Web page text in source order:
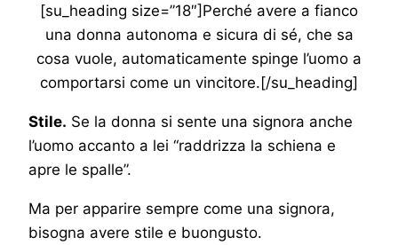
[su_heading size=”18″]Perché avere a fianco
una donna autonoma e sicura di sé, che sa
cosa vuole, automaticamente spinge l’uomo a
comportarsi come un vincitore.[/su_heading]
Stile. Se la donna si sente una signora anche
l’uomo accanto a lei “raddrizza la schiena e
apre le spalle”.
Ma per apparire sempre come una signora,
bisogna avere stile e buongusto.